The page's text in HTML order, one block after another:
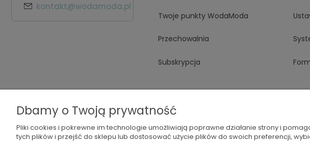
kontakt@wodamoda.pl
Twoje punkty WodaModa
Przechowalnia
Subskrypcja
Dbamy o Twoją prywatność
Pliki cookies i pokrewne im technologie umożliwiają poprawne działanie strony i
tych plików i przejść do sklepu lub dostosować użycie plików do swoich preferencji,